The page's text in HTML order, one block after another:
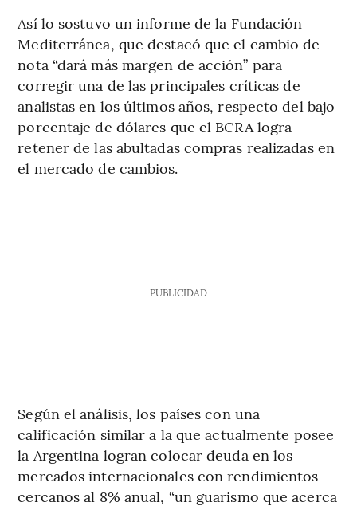
Así lo sostuvo un informe de la Fundación
Mediterránea, que destacó que el cambio de
nota “dará más margen de acción” para
corregir una de las principales críticas de
analistas en los últimos años, respecto del bajo
porcentaje de dólares que el BCRA logra
retener de las abultadas compras realizadas en
el mercado de cambios.
PUBLICIDAD
Según el análisis, los países con una
calificación similar a la que actualmente posee
la Argentina logran colocar deuda en los
mercados internacionales con rendimientos
cercanos al 8% anual, “un guarismo que acerca